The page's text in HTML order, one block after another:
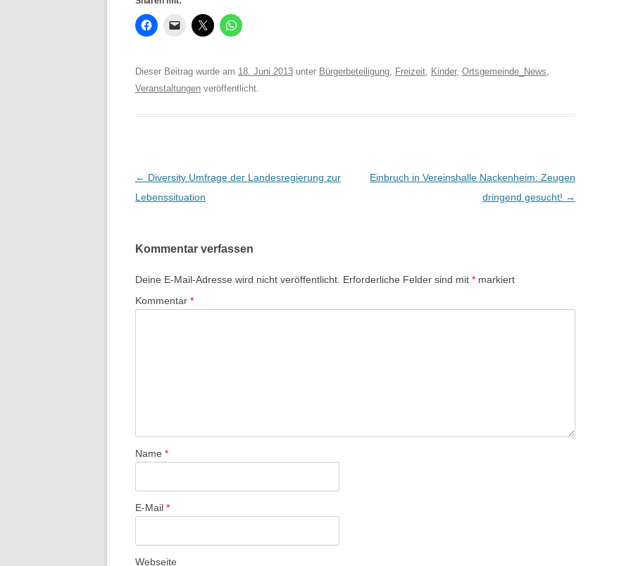
Dieser Beitrag wurde am 18. Juni 2013 unter Bürgerbeteiligung Freizeit Kinder, Ortsgemeinde_News
Veranstaltungen veröffentlicht.
Beitrags-
Navigation
← Diversity Umfrage der Landesregierung zur
Lebenssituation
Einbruch in Vereinshalle Nackenheim: Zeugen
dringend gesucht! →
Kommentar verfassen
Deine E-Mail-Adresse wird nicht veröffentlicht. Erforderliche Felder sind mit * markiert
Kommentar *
Name *
E-Mail *
Webseite